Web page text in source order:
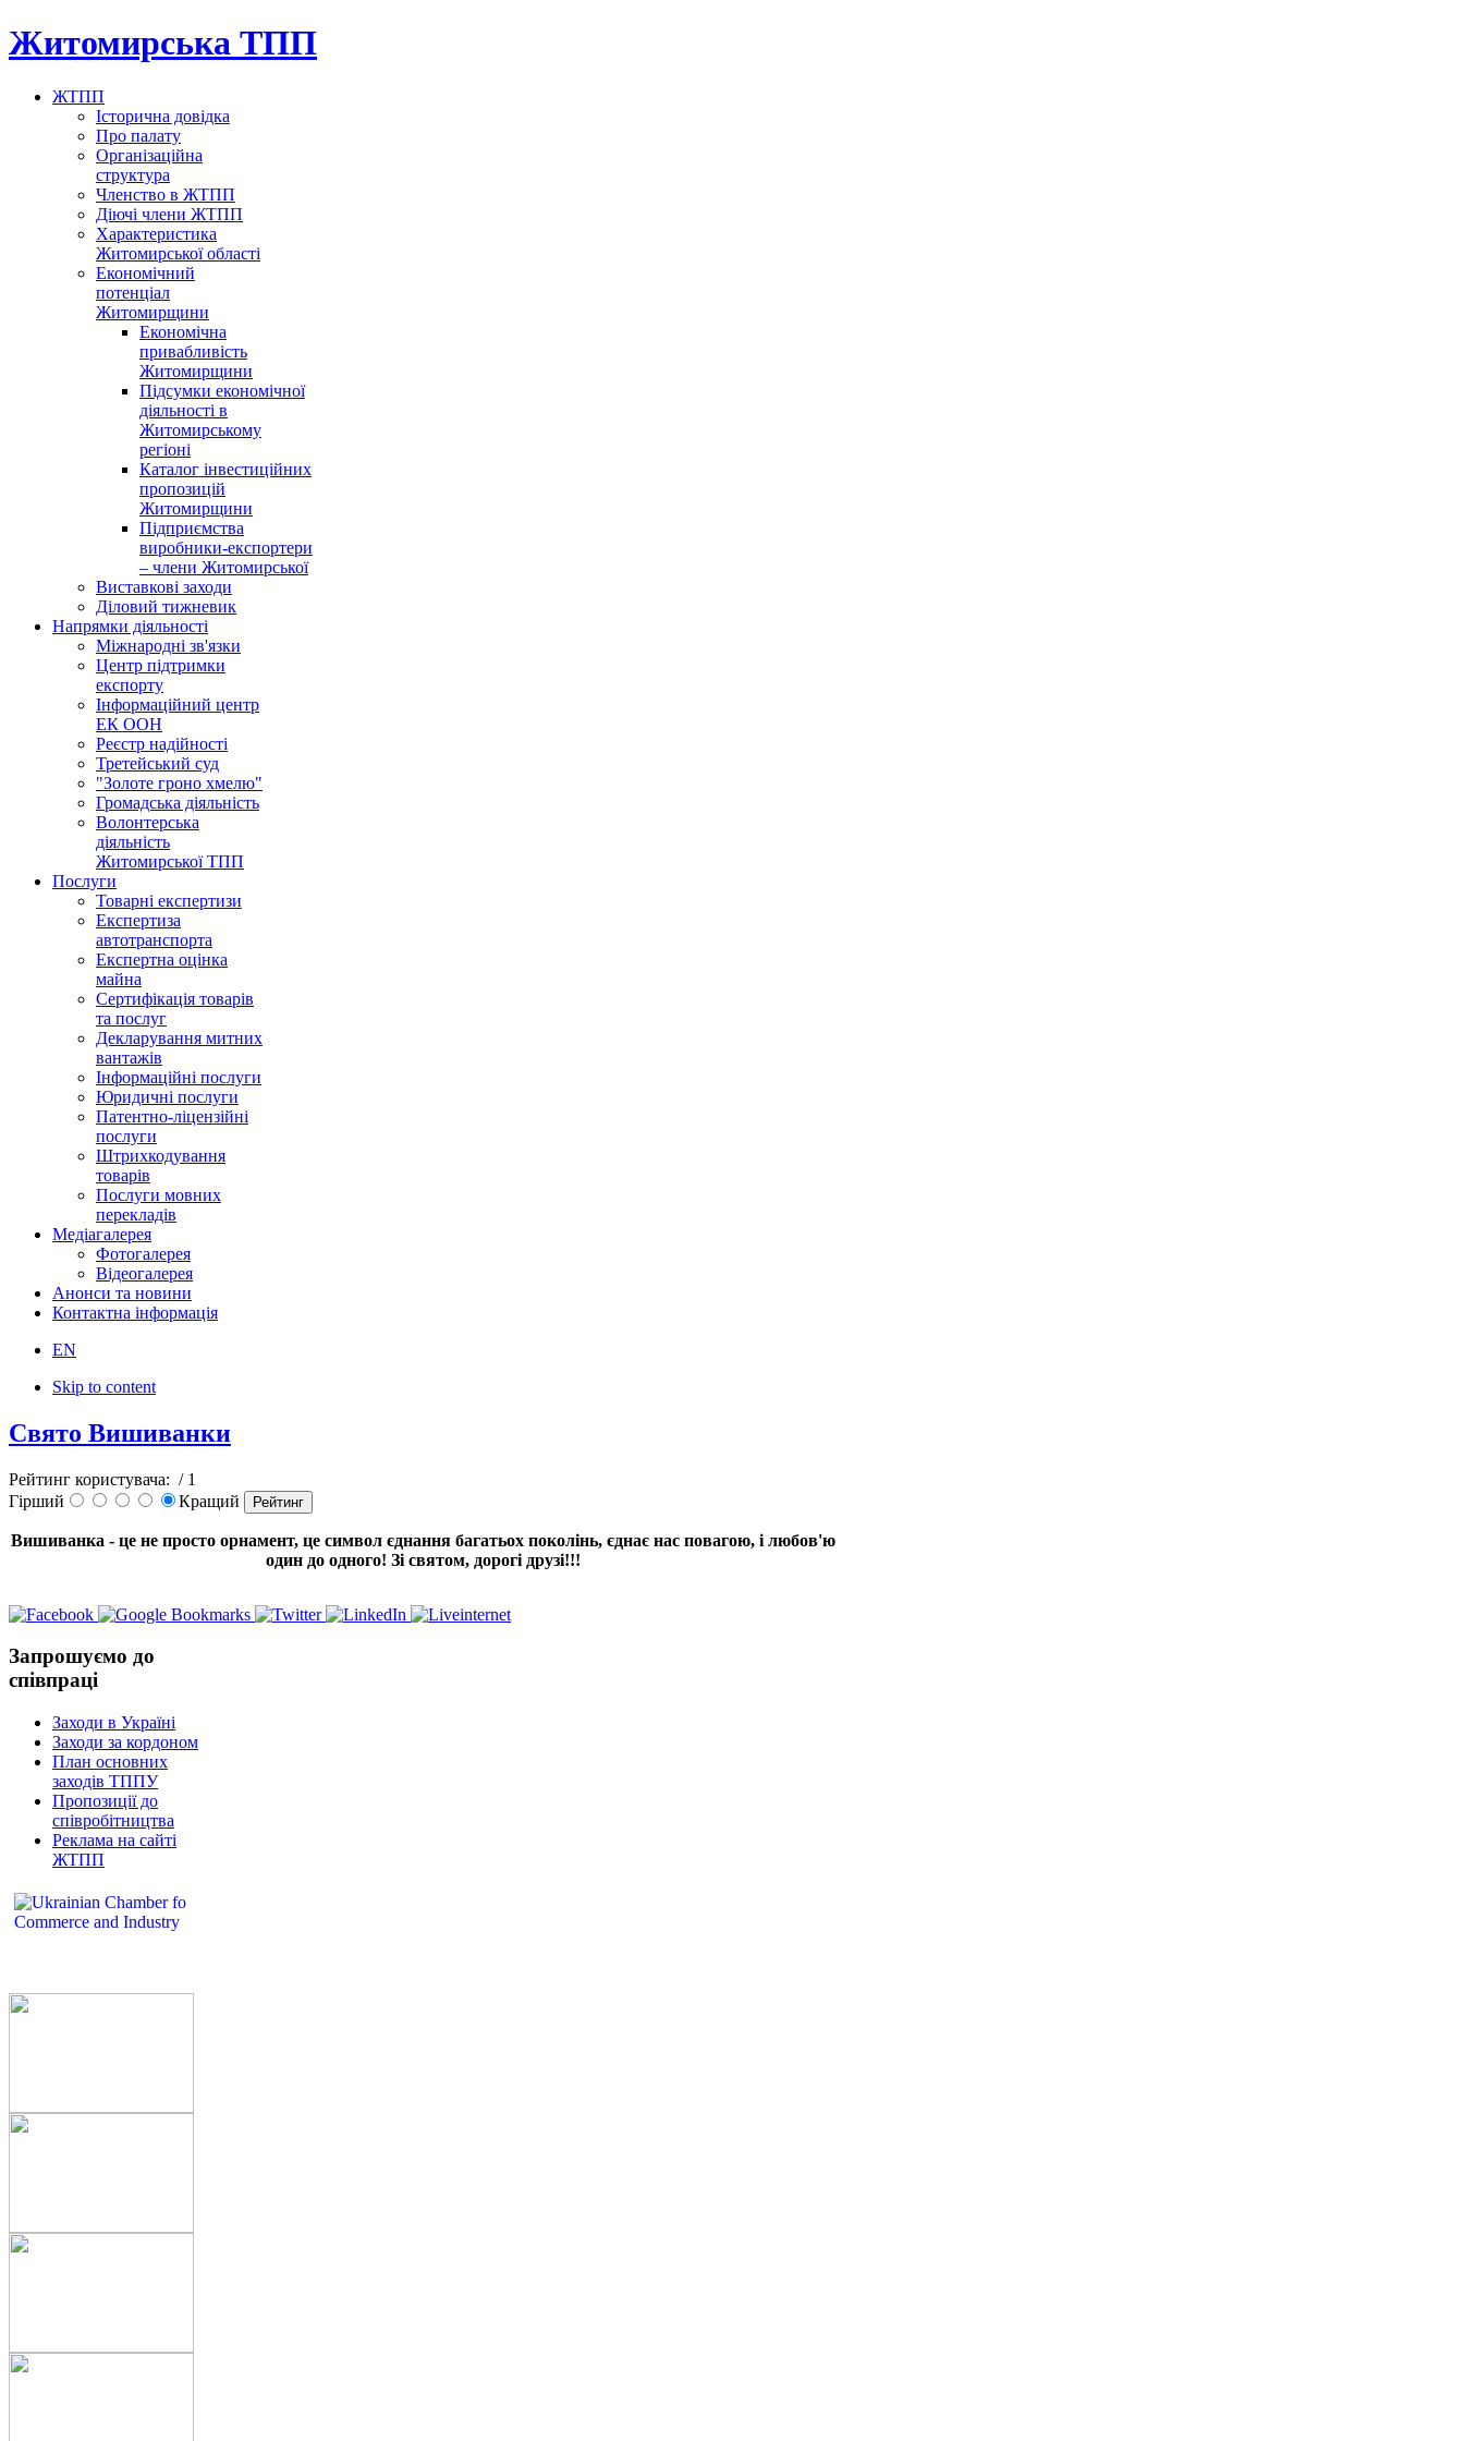
Житомирська ТПП
ЖТПП
Історична довідка
Про палату
Організаційна
структура
Членство в ЖТПП
Діючі члени ЖТПП
Характеристика
Житомирської області
Економічний
потенціал
Житомирщини
Економічна
привабливість
Житомирщини
Підсумки економічної
діяльності в
Житомирському
регіоні
Каталог інвестиційних
пропозицій
Житомирщини
Підприємства
виробники-експортери
– члени Житомирської
Виставкові заходи
Діловий тижневик
Напрямки діяльності
Міжнародні зв'язки
Центр підтримки
експорту
Інформаційний центр
ЕК ООН
Реєстр надійності
Третейський суд
"Золоте гроно хмелю"
Громадська діяльність
Волонтерська
діяльність
Житомирської ТПП
Послуги
Товарні експертизи
Експертиза
автотранспорта
Експертна оцінка
майна
Сертифікація товарів
та послуг
Декларування митних
вантажів
Інформаційні послуги
Юридичні послуги
Патентно-ліцензійні
послуги
Штрихкодування
товарів
Послуги мовних
перекладів
Медіагалерея
Фотогалерея
Відеогалерея
Анонси та новини
Контактна інформація
EN
Skip to content
Свято Вишиванки
Рейтинг користувача: / 1
Гірший
Кращий
Вишиванка - це не просто орнамент, це символ єднання багатьох поколінь, єднає нас повагою, і любов'ю
один до одного! Зі святом, дорогі друзі!!!
Запрошуємо до
співпраці
Заходи в Україні
Заходи за кордоном
План основних
заходів ТППУ
Пропозиції до
співробітництва
Реклама на сайті
ЖТПП